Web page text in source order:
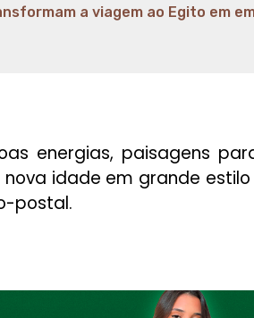
a viagem ao Egito em
energias, paisagens
idade em grande
postal.